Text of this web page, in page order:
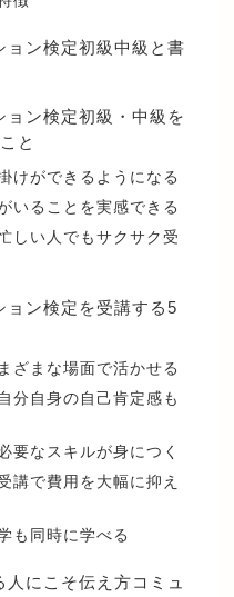
ョン検定初級中級と書
ン検定初級・中級を
と
けができるようになる
いることを実感できる
しい人でもサクサク受
ョン検定を受講する5
ざまな場面で活かせる
分自身の自己肯定感も
要なスキルが身につく
講で費用を大幅に抑え
も同時に学べる
にこそ伝え方コミュ